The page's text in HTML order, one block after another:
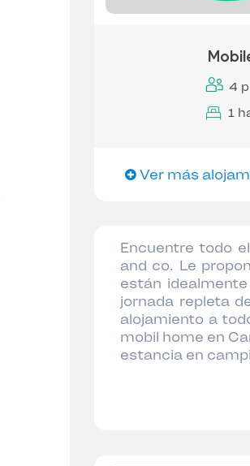
4
1
Ver más
Encuentre todo
and co. Le
están
jornada repleta
alojamiento a
mobil home en
estancia en